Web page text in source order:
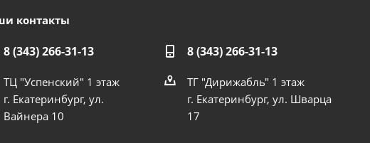
контакты
8 (343) 266-31-13
ТЦ "Успенский" 1 этаж
г. Екатеринбург, ул.
Вайнера 10
8 (343) 266-31-13
ТГ "Дирижабль" 1 этаж
г. Екатеринбург, ул. Шварца
17